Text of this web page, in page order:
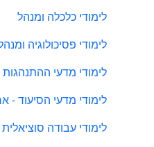
לימודי כלכלה ומנהל
לימודי פסיכולוגיה
לימודי מדעי ההתנהגות
לימודי מדעי הסיעוד -
לימודי עבודה סוציאלית